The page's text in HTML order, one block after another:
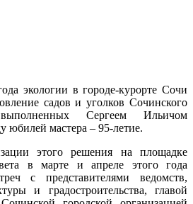
экологии в городе-курорте Сочи
садов и уголков Сочинского
Сергеем Ильичом
юбилей мастера – 95-летие.
этого решения на площадке
в марте и апреле этого года
с представителями ведомств,
и градостроительства, главой